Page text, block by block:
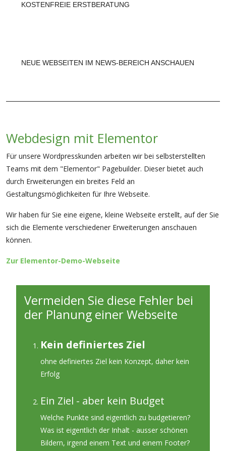
KOSTENFREIE ERSTBERATUNG
NEUE WEBSEITEN IM NEWS-BEREICH ANSCHAUEN
Webdesign mit Elementor
Für unsere Wordpresskunden arbeiten wir bei selbsterstellten
Teams mit dem "Elementor" Pagebuilder. Dieser bietet auch
durch Erweiterungen ein breites Feld an
Gestaltungsmöglichkeiten für Ihre Webseite.
Wir haben für Sie eine eigene, kleine Webseite erstellt, auf der Sie
sich die Elemente verschiedener Erweiterungen anschauen
können.
Zur Elementor-Demo-Webseite
Vermeiden Sie diese Fehler bei
der Planung einer Webseite
Kein definiertes Ziel
ohne definiertes Ziel kein Konzept, daher kein
Erfolg
Ein Ziel - aber kein Budget
Welche Punkte sind eigentlich zu budgetieren?
Was ist eigentlich der Inhalt - ausser schönen
Bildern, irgend einem Text und einem Footer?